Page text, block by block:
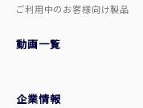
ご利用中のお客様向け製品
動画一覧
企業情報